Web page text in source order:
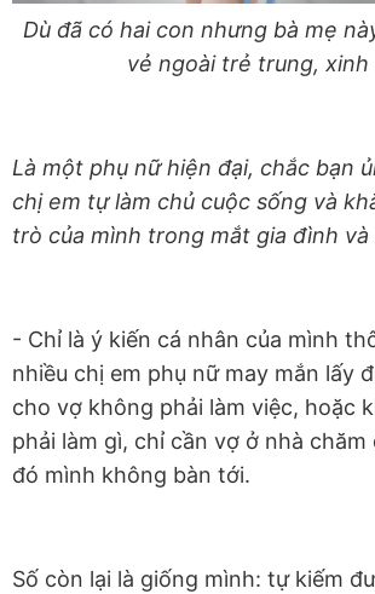
Dù đã có hai con nhưng bà mẹ
vẻ ngoài trẻ trung, xinh
Là một phụ nữ hiện đại, chắc bạn
chị em tự làm chủ cuộc sống và
trò của mình trong mắt gia đình và
- Chỉ là ý kiến cá nhân của mình
nhiều chị em phụ nữ may mắn lấy
cho vợ không phải làm việc, hoặc
phải làm gì, chỉ cần vợ ở nhà chăm
đó mình không bàn tới.
Số còn lại là giống mình: tự kiếm